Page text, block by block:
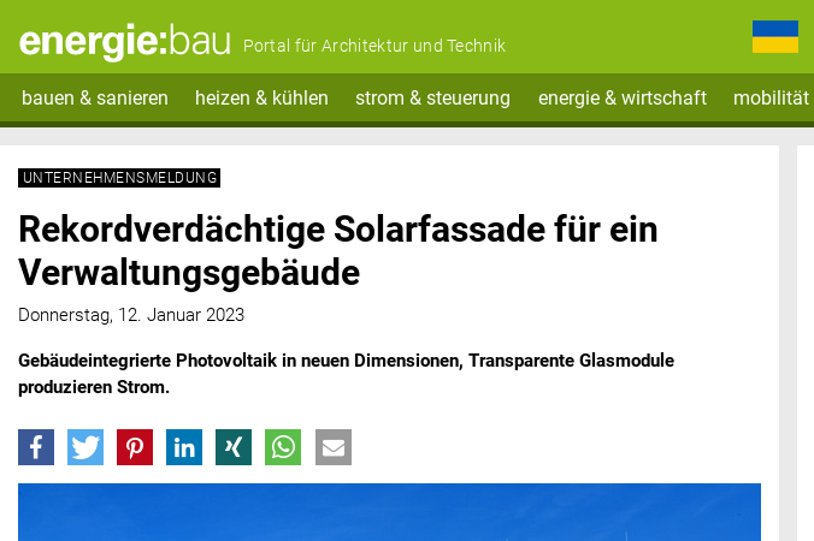
Portal für Architektur und Technik
bauen & sanieren heizen & kühlen strom & steuerung energie & wirtschaft mobilität
UNTERNEHMENSMELDUNG
Rekordverdächtige Solarfassade für ein
Verwaltungsgebäude
Donnerstag, 12. Januar 2023
Gebäudeintegrierte Photovoltaik in neuen Dimensionen, Transparente Glasmodule
produzieren Strom.